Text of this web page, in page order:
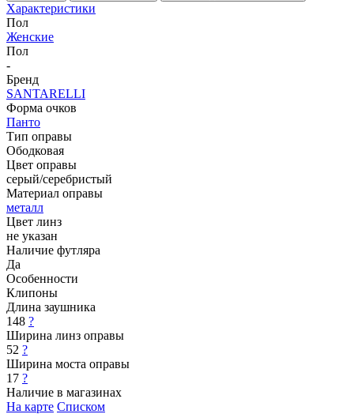
Характеристики
Пол
Женские
Пол
-
Бренд
SANTARELLI
Форма очков
Панто
Тип оправы
Ободковая
Цвет оправы
серый/серебристый
Материал оправы
металл
Цвет линз
не указан
Наличие футляра
Да
Особенности
Клипоны
Длина заушника
148 ?
Ширина линз оправы
52 ?
Ширина моста оправы
17 ?
Наличие в магазинах
На карте Списком